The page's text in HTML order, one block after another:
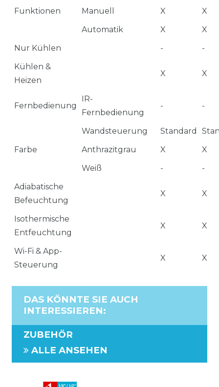
Funktionen Manuell X
X
Automatik
X
X
Nur Kühlen
-
-
Kühlen &
Heizen
X X
Fernbedienung
IR-
Fernbedienung
- -
Wandsteuerung Standard
Farbe
Anthrazitgrau X
X
Weiß
-
-
Adiabatische
Befeuchtung
X X
Isothermische
Entfeuchtung
X X
Wi-Fi & App-
Steuerung
X X
DAS KÖNNTE SIE AUCH
INTERESSIEREN:
ZUBEHÖR
ALLE ANSEHEN